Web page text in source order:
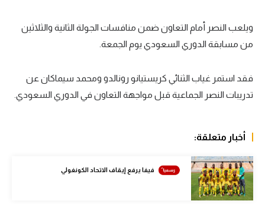
سعودي في الجول
الدوري الإسباني
القسم الثاني
رياضات أخرى
أمم إفريقيا
ويلعب النصر أمام التعاون ضمن منافسات الجولة الثانية والثلاثين
من مسابقة الدوري السعودي يوم الجمعة.
فقد استمر غياب الثنائي كريستيانو رونالدو ومحمد سيماكان عن
تدريبات النصر الجماعية قبل مواجهة التعاون في الدوري السعودي.
أخبار متعلقة:
فيفا يرفع إيقاف الاتحاد الكونغولي